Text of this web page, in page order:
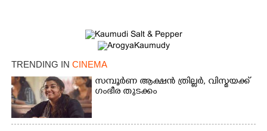
TRENDING IN CINEMA
സമ്പൂർണ ആക്ഷൻ ത്രില്ലർ,​ വിസ്മയക്ക്
ഗംഭീര തുടക്കം